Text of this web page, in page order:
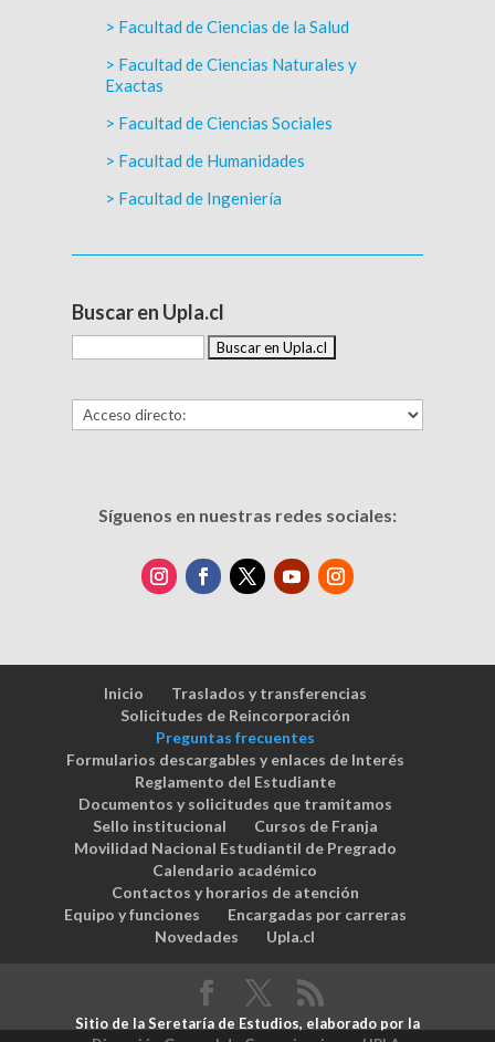
> Facultad de Ciencias de la Salud
> Facultad de Ciencias Naturales y
Exactas
> Facultad de Ciencias Sociales
> Facultad de Humanidades
> Facultad de Ingeniería
Buscar en Upla.cl
Síguenos en nuestras redes sociales:
Inicio
Traslados y transferencias
Solicitudes de Reincorporación
Preguntas frecuentes
Formularios descargables y enlaces de Interés
Reglamento del Estudiante
Documentos y solicitudes que tramitamos
Sello institucional
Cursos de Franja
Movilidad Nacional Estudiantil de Pregrado
Calendario académico
Contactos y horarios de atención
Equipo y funciones
Encargadas por carreras
Novedades
Upla.cl
Sitio de laSeretaría de Estudios, elaborado por la